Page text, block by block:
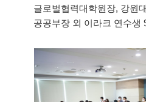
글로벌협력대학원장, 강원
공공부장 외 이라크 연수생